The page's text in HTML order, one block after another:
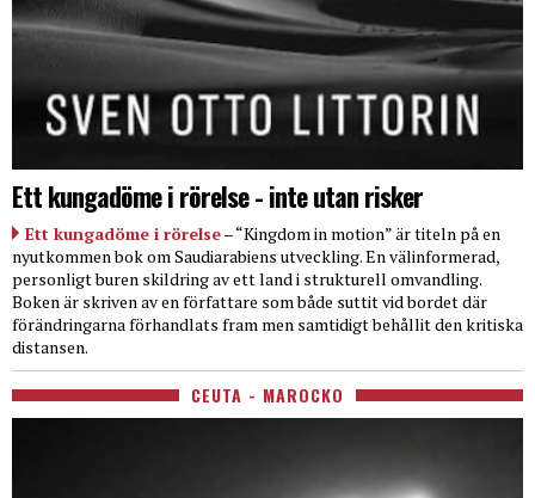
Ett kungadöme i rörelse - inte utan risker
Ett kungadöme i rörelse– “Kingdom in motion” är titeln på en
nyutkommen bok om Saudiarabiens utveckling. En välinformerad,
personligt buren skildring av ett land i strukturell omvandling.
Boken är skriven av en författare som både suttit vid bordet där
förändringarna förhandlats fram men samtidigt behållit den kritiska
distansen.
CEUTA - MAROCKO